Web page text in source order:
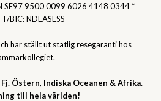
SE97 9500 0099 6026 4148 0344 *
BIC: NDEASESS
har ställt ut statlig resegaranti hos
Östern, Indiska Oceanen & Afrika.
till hela världen!